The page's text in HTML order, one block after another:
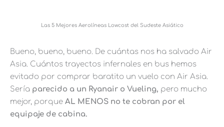
Las 5 Mejores Aerolíneas Lowcost del Sudeste Asiático
Bueno, bueno, bueno. De cuántas nos ha salvado Air
Asia. Cuántos trayectos infernales en bus hemos
evitado por comprar baratito un vuelo con Air Asia.
Sería parecido a un Ryanair o Vueling, pero mucho
mejor, porque AL MENOS no te cobran por el
equipaje de cabina.